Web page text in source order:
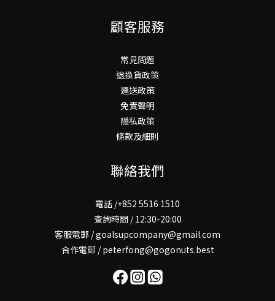
顧客服務
常見問題
退換貨政策
運送政策
免責聲明
隱私政策
條款及細則
聯絡我們
電話 /+852 5516 1510
查詢時間 / 12:30-20:00
客服電郵 / goalsupcompany@gmail.com
合作電郵 / peterfong@gogonuts.best